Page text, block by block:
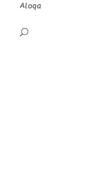
Aloqa